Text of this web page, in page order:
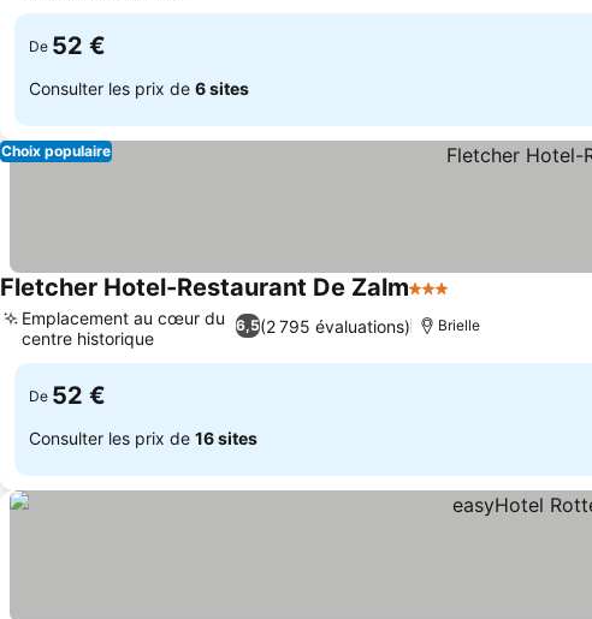
De 52 €
Consulter les prix de 6 sites
Choix populaire
Fletcher Hotel-Restaurant De Zalm3 Étoiles
6,5(2 795 évaluations)
Emplacement au cœur du
centre historique
Brielle
De 52 €
Consulter les prix de 16 sites